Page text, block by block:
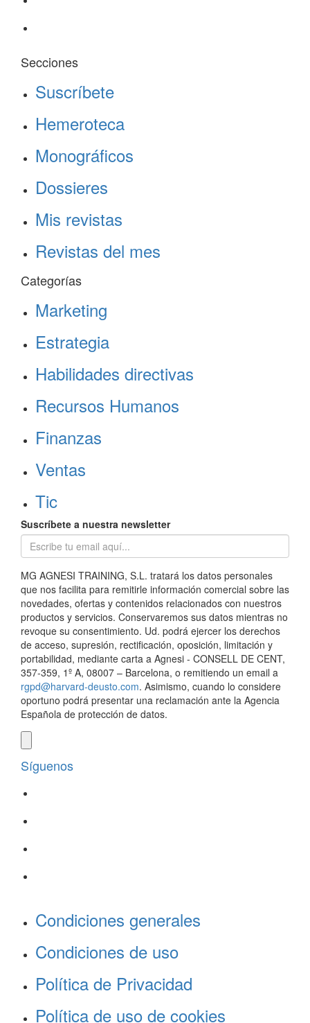
Secciones
Suscríbete
Hemeroteca
Monográficos
Dossieres
Mis revistas
Revistas del mes
Categorías
Marketing
Estrategia
Habilidades directivas
Recursos Humanos
Finanzas
Ventas
Tic
Suscríbete a nuestra newsletter
MG AGNESI TRAINING, S.L. tratará los datos personales
que nos facilita para remitirle información comercial sobre las
novedades, ofertas y contenidos relacionados con nuestros
productos y servicios. Conservaremos sus datos mientras no
revoque su consentimiento. Ud. podrá ejercer los derechos
de acceso, supresión, rectificación, oposición, limitación y
portabilidad, mediante carta a Agnesi - CONSELL DE CENT,
357-359, 1º A, 08007 – Barcelona, o remitiendo un email a
rgpd@harvard-deusto.com. Asimismo, cuando lo considere
oportuno podrá presentar una reclamación ante la Agencia
Española de protección de datos.
Síguenos
Condiciones generales
Condiciones de uso
Política de Privacidad
Política de uso de cookies